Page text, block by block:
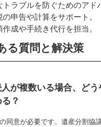
ラブルを防ぐためのアド
申告や計算をサポート。
成や手続き代行を担当。
ある質問と解決策
が複数いる場合、どう
？
同意が必要です。遺産分割協